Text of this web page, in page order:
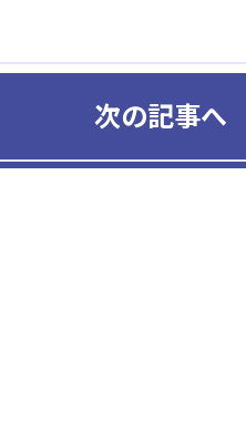
次の記事へ